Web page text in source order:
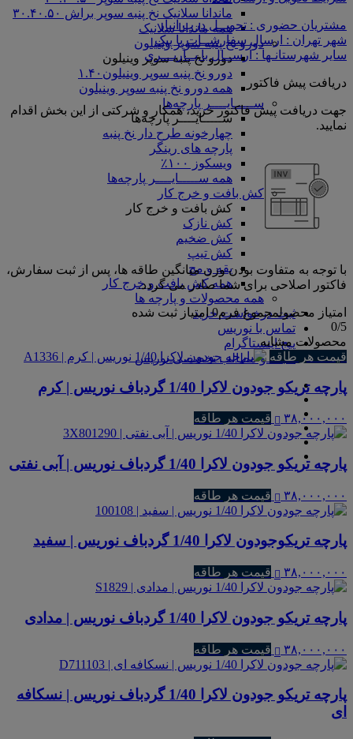
ماندانا سلانیک نخ پنبه سوپر براش ۳۰.۴۰.۵۰
همه ماندانا سلانیک
دورو نخ پنبه سوپر وینیلون
دورو نخ پنبه سوپر وینیلون
دورو نخ پنبه سوپر وینیلون۱.۴۰
همه دورو نخ پنبه سوپر وینیلون
ســـــایــــر پارچه‌ها
ســـــایــــر پارچه‌ها
چهارخونه طرح دار نخ پنبه
پارچه های رینگر
ویسکوز ۱۰۰٪
همه ســـــایــــر پارچه‌ها
کش بافت و خرج کار
کش بافت و خرج کار
کش نازک
کش ضخیم
کش تیپ
یقه و مچ
همه کش بافت و خرج کار
همه محصولات و پارچه ها
ثبت درخواست خرید
تماس با نوریس
پیج اینستاگرام
مجله و مطالب تخصصی نوریس
مشتریان حضوری : تحویــل درب انبار
شهر تهران : ارسال سفارشــات با پیک
سایر شهرستانـها : ارســال با بــاربـــری
دریافت پیش فاکتور
جهت دریافت پیش فاکتور خرید، همکار و شرکتی از این بخش اقدام
نمایید.
با توجه به متفاوت بودن وزن میانگین طاقه ها، پس از ثبت سفارش،
فاکتور اصلاحی برای شما صادر می گردد.
امتیاز محصولمجموع فرم0امتیاز ثبت شده
0/5
محصولات مشابه
قیمت هر طاقه
پارچه تریکو جودون لاکرا 1/40 گردباف نوریس | کرم
۳۸,۰۰۰,۰۰۰ قیمت هر طاقه
پارچه تریکو جودون لاکرا 1/40 گردباف نوریس | آبی نفتی
۳۸,۰۰۰,۰۰۰ قیمت هر طاقه
پارچه تریکوجودون لاکرا 1/40 گردباف نوریس | سفید
۳۸,۰۰۰,۰۰۰ قیمت هر طاقه
پارچه تریکو جودون لاکرا 1/40 گردباف نوریس | مدادی
۳۸,۰۰۰,۰۰۰ قیمت هر طاقه
پارچه تریکو جودون لاکرا 1/40 گردباف نوریس | نسکافه
ای